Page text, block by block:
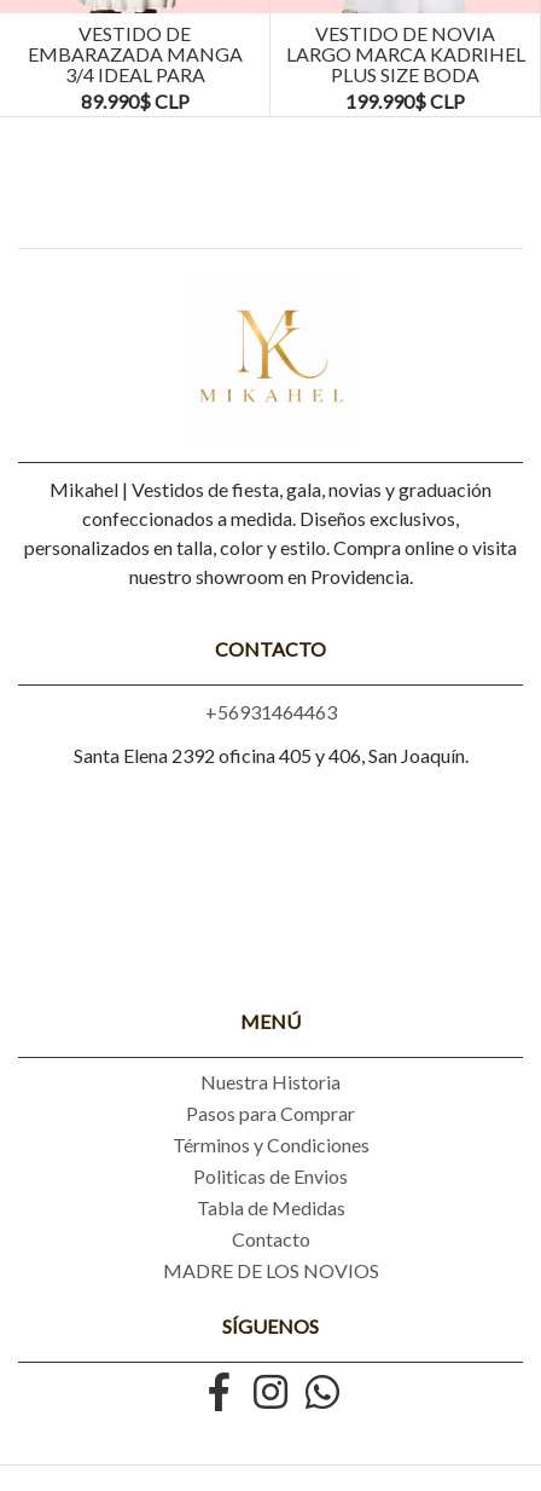
VESTIDO DE
EMBARAZADA MANGA
3/4 IDEAL PARA
MATRIMONIO BODA.
TALLAS...
89.990$ CLP
VESTIDO DE NOVIA
LARGO MARCA KADRIHEL
PLUS SIZE BODA
MATRIMONIO...
199.990$ CLP
Mikahel | Vestidos de fiesta, gala, novias y graduación
confeccionados a medida. Diseños exclusivos,
personalizados en talla, color y estilo. Compra online o visita
nuestro showroom en Providencia.
CONTACTO
+56931464463
Santa Elena 2392 oficina 405 y 406, San Joaquín.
MENÚ
Nuestra Historia
Pasos para Comprar
Términos y Condiciones
Politicas de Envios
Tabla de Medidas
Contacto
MADRE DE LOS NOVIOS
SÍGUENOS